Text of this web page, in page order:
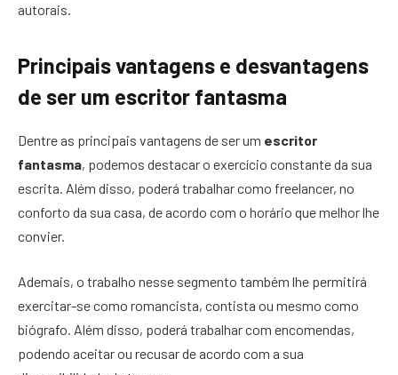
autorais.
Principais vantagens e desvantagens
de ser um escritor fantasma
Dentre as principais vantagens de ser um escritor
fantasma, podemos destacar o exercício constante da sua
escrita. Além disso, poderá trabalhar como freelancer, no
conforto da sua casa, de acordo com o horário que melhor lhe
convier.
Ademais, o trabalho nesse segmento também lhe permitirá
exercitar-se como romancista, contista ou mesmo como
biógrafo. Além disso, poderá trabalhar com encomendas,
podendo aceitar ou recusar de acordo com a sua